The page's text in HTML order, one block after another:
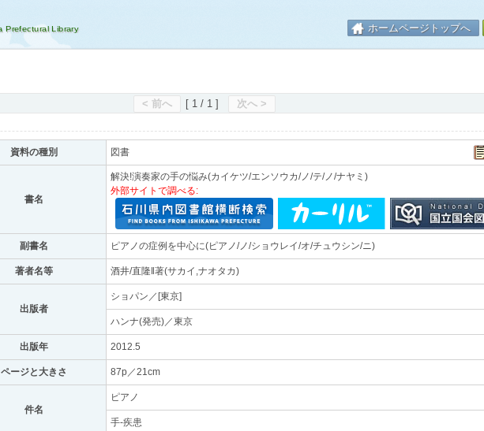
ホームページトップへ
< 前へ [ 1 / 1 ] 次へ >
資料の種別 図書
書名
解決!演奏家の手の悩み(カイケツ/エンソウカ/ノ/テ/ノ/ナヤミ)
外部サイトで調べる:
副書名 ピアノの症例を中心に(ピアノ/ノ/ショウレイ/オ/チュウシン/ニ)
著者名等 酒井/直隆‖著(サカイ,ナオタカ)
出版者
ショパン／[東京]
ハンナ(発売)／東京
出版年 2012.5
ページと大きさ 87p／21cm
件名
ピアノ
手-疾患